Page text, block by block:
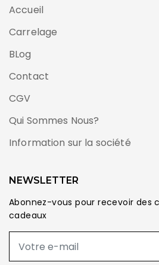
Accueil
Carrelage
BLog
Contact
CGV
Qui Sommes Nous?
Information sur la société
NEWSLETTER
Abonnez-vous pour recevoir des
cadeaux